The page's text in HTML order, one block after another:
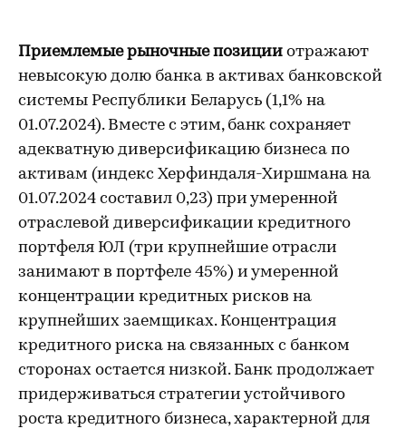
Приемлемые рыночные позиции отражают
невысокую долю банка в активах банковской
системы Республики Беларусь (1,1% на
01.07.2024). Вместе с этим, банк сохраняет
адекватную диверсификацию бизнеса по
активам (индекс Херфиндаля-Хиршмана на
01.07.2024 составил 0,23) при умеренной
отраслевой диверсификации кредитного
портфеля ЮЛ (три крупнейшие отрасли
занимают в портфеле 45%) и умеренной
концентрации кредитных рисков на
крупнейших заемщиках. Концентрация
кредитного риска на связанных с банком
сторонах остается низкой. Банк продолжает
придерживаться стратегии устойчивого
роста кредитного бизнеса, характерной для